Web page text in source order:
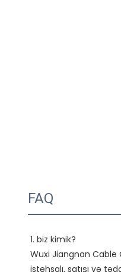
FAQ
1. biz kimik?
Wuxi Jiangnan Cable
istehsalı, satışı və